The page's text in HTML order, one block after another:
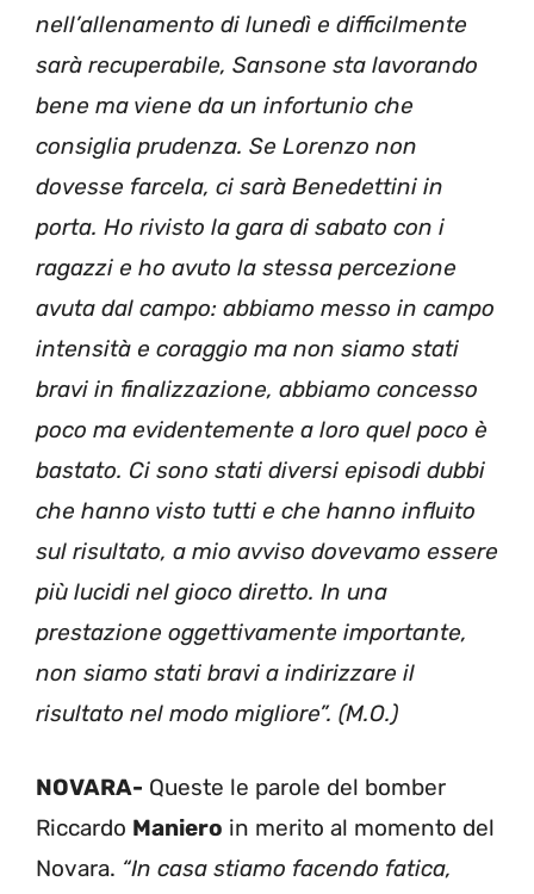
nell’allenamento di lunedì e difficilmente
sarà recuperabile, Sansone sta lavorando
bene ma viene da un infortunio che
consiglia prudenza. Se Lorenzo non
dovesse farcela, ci sarà Benedettini in
porta. Ho rivisto la gara di sabato con i
ragazzi e ho avuto la stessa percezione
avuta dal campo: abbiamo messo in campo
intensità e coraggio ma non siamo stati
bravi in finalizzazione, abbiamo concesso
poco ma evidentemente a loro quel poco è
bastato. Ci sono stati diversi episodi dubbi
che hanno visto tutti e che hanno influito
sul risultato, a mio avviso dovevamo essere
più lucidi nel gioco diretto. In una
prestazione oggettivamente importante,
non siamo stati bravi a indirizzare il
risultato nel modo migliore”. (M.O.)
NOVARA- Queste le parole del bomber
Riccardo Maniero in merito al momento del
Novara. “In casa stiamo facendo fatica,